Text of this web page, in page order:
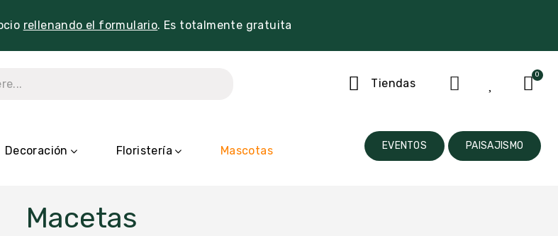
rellenando el formulario. Es totalmente gratuita
Tiendas
Decoración Floristería Mascotas EVENTOS PAISAJISMO
Macetas